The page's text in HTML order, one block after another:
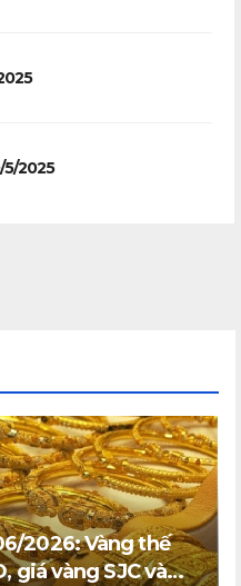
5/2025
2026: Vàng thế
giá vàng SJC và